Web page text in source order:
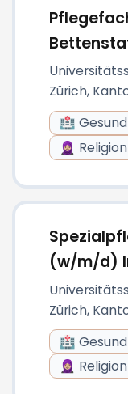
Zürich,
🏥
🧕🏼 Religion
(w/m/d)
Zürich,
🏥
🧕🏼 Religion